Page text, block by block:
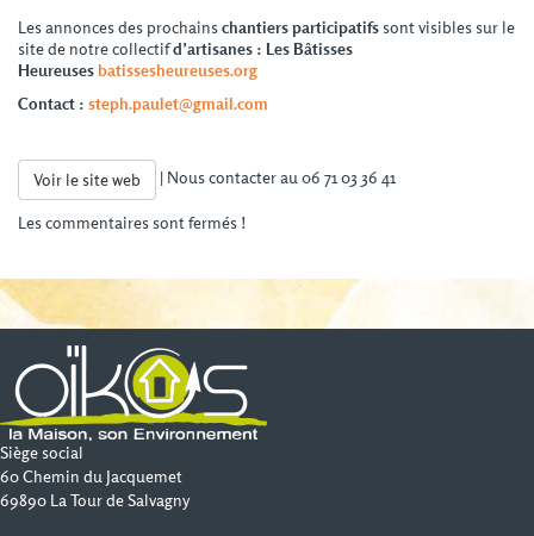
Les annonces des prochainschantiers participatifs sont visibles sur le
site de notre collectifd’artisanes : Les Bâtisses
Heureusesbatissesheureuses.org
Contact : steph.paulet@gmail.com
Voir le site web | Nous contacter au 06 71 03 36 41
Les commentaires sont fermés !
Siège social
60 Chemin du Jacquemet
69890 La Tour de Salvagny